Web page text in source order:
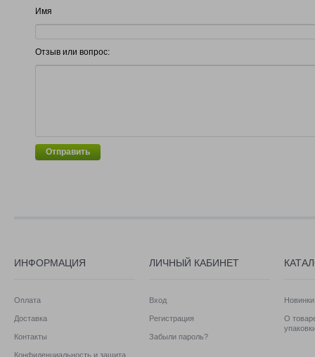
Имя
Отзыв или вопрос:
Отправить
ИНФОРМАЦИЯ
Оплата
Доставка
Контакты
Конфиденциальность и защита
ЛИЧНЫЙ КАБИНЕТ
Вход
Регистрация
Забыли пароль?
Новинки
О